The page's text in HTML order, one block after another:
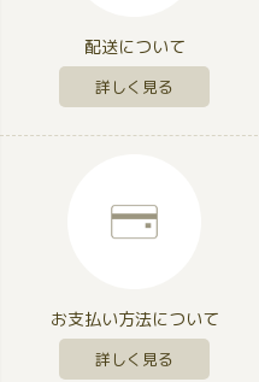
配送について
詳しく見る
お支払い方法について
詳しく見る